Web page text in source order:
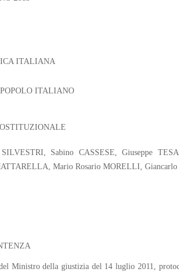
ITALIANA
ITALIANO
Sabino CASSESE, Giuseppe
Mario Rosario MORELLI, Giancarlo
Ministro della giustizia del 14 luglio 2011,